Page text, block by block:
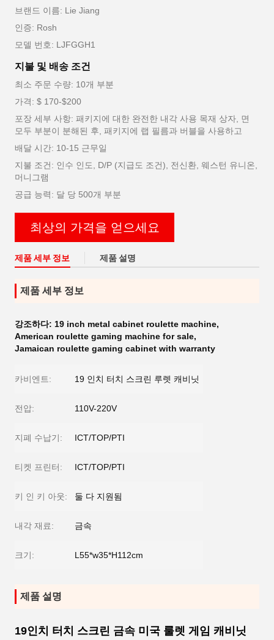
브랜드 이름: Lie Jiang
인증: Rosh
모델 번호: LJFGGH1
지불 및 배송 조건
최소 주문 수량: 10개 부분
가격: $ 170-$200
포장 세부 사항: 패키지에 대한 완전한 내각 사용 목재 상자, 면
모두 부분이 분해된 후, 패키지에 랩 필름과 버블을 사용하고
배달 시간: 10-15 근무일
지불 조건: 인수 인도, D/P (지급도 조건), 전신환, 웨스턴 유니온,
머니그램
공급 능력: 달 당 500개 부분
최상의 가격을 얻으세요
제품 세부 정보 제품 설명
제품 세부 정보
강조하다: 19 inch metal cabinet roulette machine,
American roulette gaming machine for sale,
Jamaican roulette gaming cabinet with warranty
카비엔트: 19 인치 터치 스크린 루렛 캐비닛
전압: 110V-220V
지폐 수납기: ICT/TOP/PTI
티켓 프린터: ICT/TOP/PTI
키 인 키 아웃: 둘 다 지원됨
내각 재료: 금속
크기: L55*w35*H112cm
제품 설명
19인치 터치 스크린 금속 미국 룰렛 게임 캐비닛